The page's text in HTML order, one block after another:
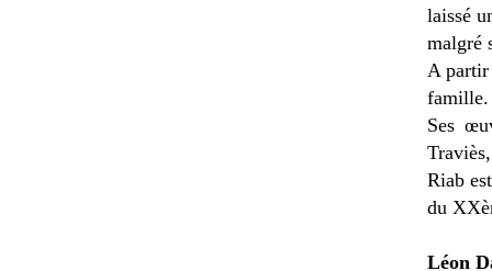
laissé
malgré
A partir
famille.
Ses
Riab
du
Léon